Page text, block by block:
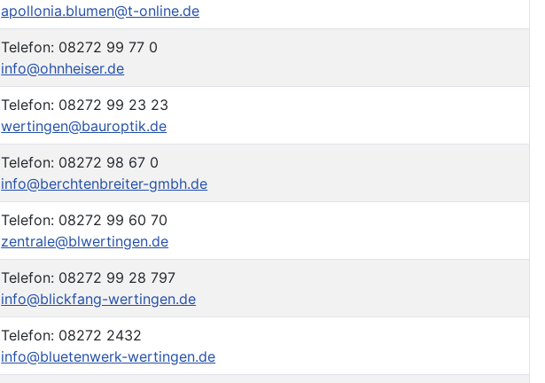
apollonia.blumen@t-online.de
Telefon: 08272 99 77 0
info@ohnheiser.de
Telefon: 08272 99 23 23
wertingen@bauroptik.de
Telefon: 08272 98 67 0
info@berchtenbreiter-gmbh.de
Telefon: 08272 99 60 70
zentrale@blwertingen.de
Telefon: 08272 99 28 797
info@blickfang-wertingen.de
Telefon: 08272 2432
info@bluetenwerk-wertingen.de